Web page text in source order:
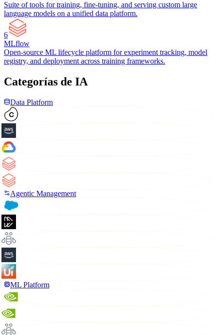
Suite of tools for training, fine-tuning, and serving custom large
language models on a unified data platform.
6
MLflow
Open-source ML lifecycle platform for experiment tracking, model
registry, and deployment across training frameworks.
Categorías de IA
Data Platform
Agentic Management
ML Platform